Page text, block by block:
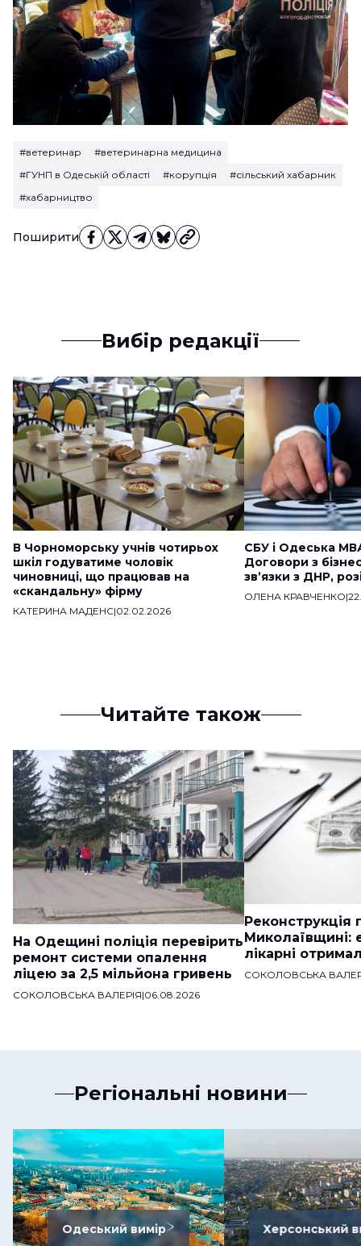
Поширити
#ветеринар
#ветеринарна медицина
#ГУНП в Одеській області
#корупція
#сільський хабарник
#хабарництво
Вибір редакції
В Чорноморську учнів чотирьох
шкіл годуватиме чоловік
чиновниці, що працював на
«скандальну» фірму
КАТЕРИНА МАДЕНС|02.02.2026
СБУ і Одеська
Договори з
звʼязки з ДНР,
ОЛЕНА КРАВЧЕНКО|
Читайте також
На Одещині поліція перевірить
ремонт системи опалення
ліцею за 2,5 мільйона гривень
СОКОЛОВСЬКА ВАЛЕРІЯ|06.08.2026
Реконструкція
Миколаївщині:
лікарні
СОКОЛОВСЬКА
Регіональні новини
Одеський вимір Херсонський